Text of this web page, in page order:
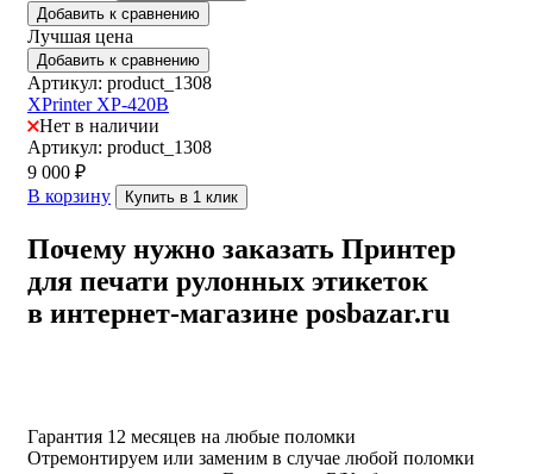
Добавить к сравнению
Лучшая цена
Добавить к сравнению
Артикул: product_1308
XPrinter XP-420B
Нет в наличии
Артикул: product_1308
9 000 ₽
В корзину
Купить в 1 клик
Почему нужно заказать Принтер
для печати рулонных этикеток
в интернет-магазине posbazar.ru
Гарантия 12 месяцев на любые поломки
Отремонтируем или заменим в случае любой поломки